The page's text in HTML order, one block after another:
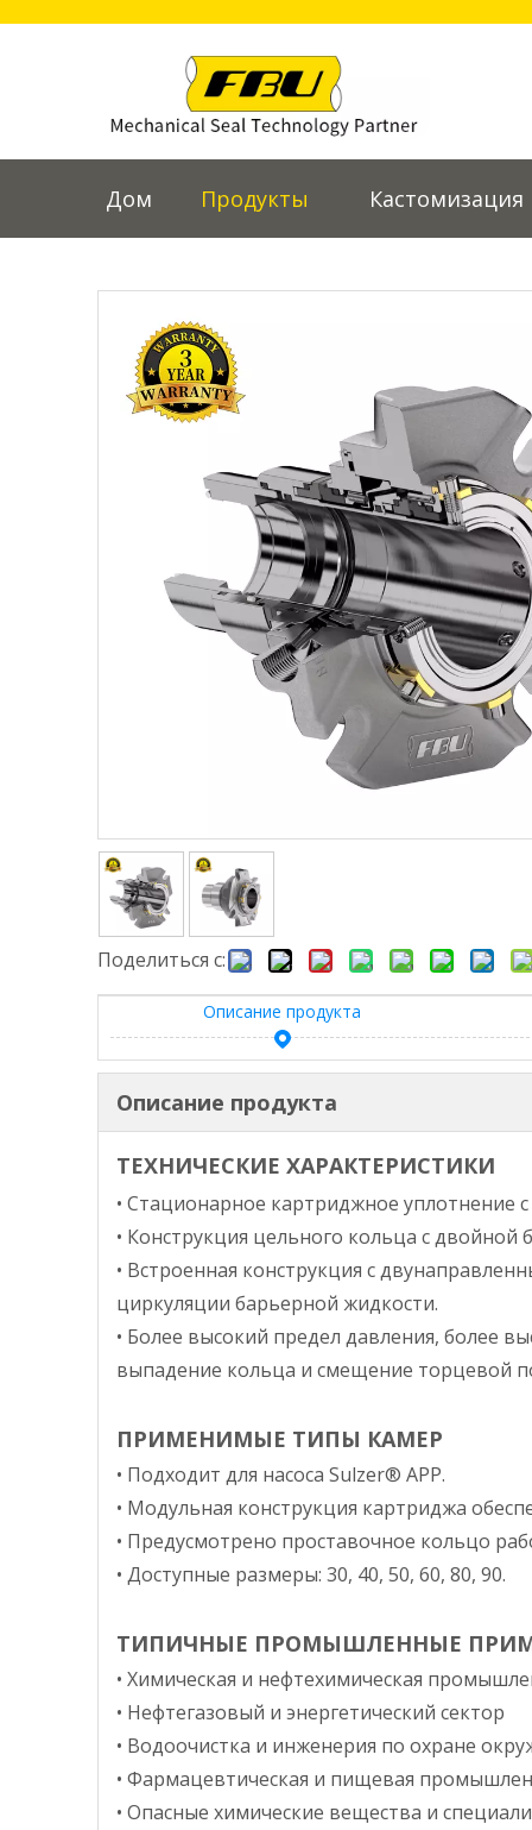
Дом Продукты Кастомизация
Поделиться с:
Описание продукта
Описание продукта
ТЕХНИЧЕСКИЕ ХАРАКТЕРИСТИКИ
• Стационарное картриджное уплотнение
• Конструкция цельного кольца с двойной
• Встроенная конструкция с
циркуляции барьерной жидкости.
• Более высокий предел давления, более
выпадение кольца и смещение торцевой
ПРИМЕНИМЫЕ ТИПЫ КАМЕР
• Подходит для насоса Sulzer® APP.
• Модульная конструкция картриджа
• Предусмотрено проставочное кольцо
• Доступные размеры: 30, 40, 50, 60, 80, 90.
ТИПИЧНЫЕ ПРОМЫШЛЕННЫЕ
• Химическая и нефтехимическая
• Нефтегазовый и энергетический сектор
• Водоочистка и инженерия по охране
• Фармацевтическая и пищевая
• Опасные химические вещества и